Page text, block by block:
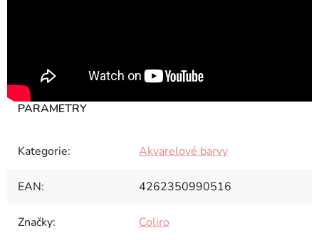
Kategorie: Akvarelové barvy
EAN: 4262350990516
Značky: Coliro